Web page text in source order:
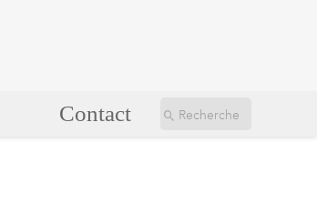
Contact